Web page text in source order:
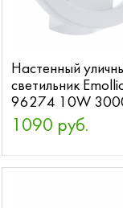
Настенный
светильник
96274 10W
1090 руб.